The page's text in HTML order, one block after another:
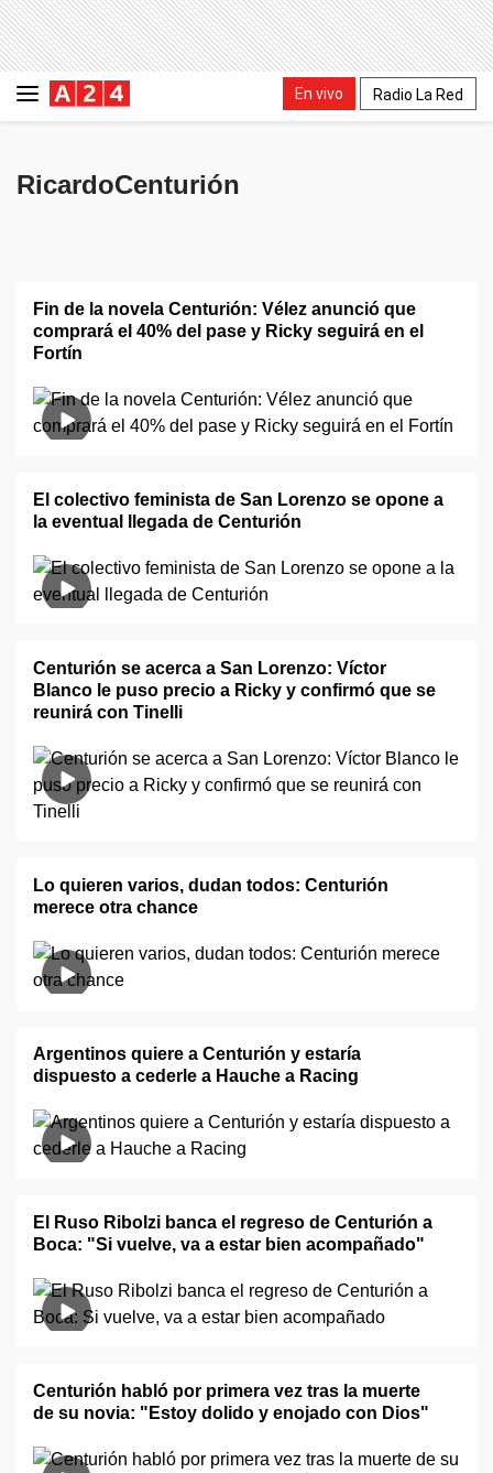
En vivo Radio La Red
RicardoCenturión
Fin de la novela Centurión: Vélez anunció que
comprará el 40% del pase y Ricky seguirá en el
Fortín
El colectivo feminista de San Lorenzo se opone a
la eventual llegada de Centurión
Centurión se acerca a San Lorenzo: Víctor
Blanco le puso precio a Ricky y confirmó que se
reunirá con Tinelli
Lo quieren varios, dudan todos: Centurión
merece otra chance
Argentinos quiere a Centurión y estaría
dispuesto a cederle a Hauche a Racing
El Ruso Ribolzi banca el regreso de Centurión a
Boca: "Si vuelve, va a estar bien acompañado"
Centurión habló por primera vez tras la muerte
de su novia: "Estoy dolido y enojado con Dios"